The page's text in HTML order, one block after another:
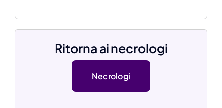
Ritorna ai necrologi
Necrologi